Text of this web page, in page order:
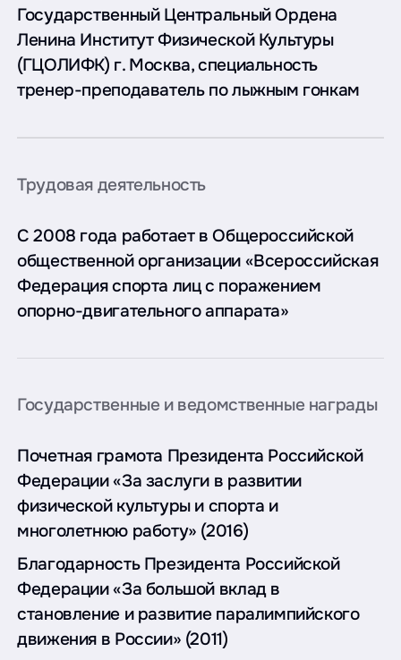
Государственный Центральный Ордена
Ленина Институт Физической Культуры
(ГЦОЛИФК) г. Москва, специальность
тренер-преподаватель по лыжным гонкам
Трудовая деятельность
С 2008 года работает в Общероссийской
общественной организации «Всероссийская
Федерация спорта лиц с поражением
опорно-двигательного аппарата»
Государственные и ведомственные награды
Почетная грамота Президента Российской
Федерации «За заслуги в развитии
физической культуры и спорта и
многолетнюю работу» (2016)
Благодарность Президента Российской
Федерации «За большой вклад в
становление и развитие паралимпийского
движения в России» (2011)